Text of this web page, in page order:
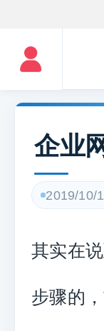
企业
2019/10/
其实在
步骤的